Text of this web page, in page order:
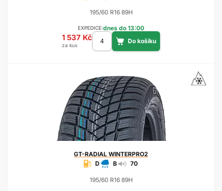
195/60 R16 89H
EXPEDICE:dnes do 13:00
1 537 Kč
za kus
GT-RADIAL WINTERPRO2
D
B 70
195/60 R16 89H